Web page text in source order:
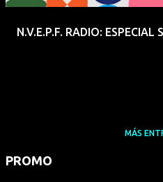
N.V.E.P.F. RADIO:
MÁS
PROMO